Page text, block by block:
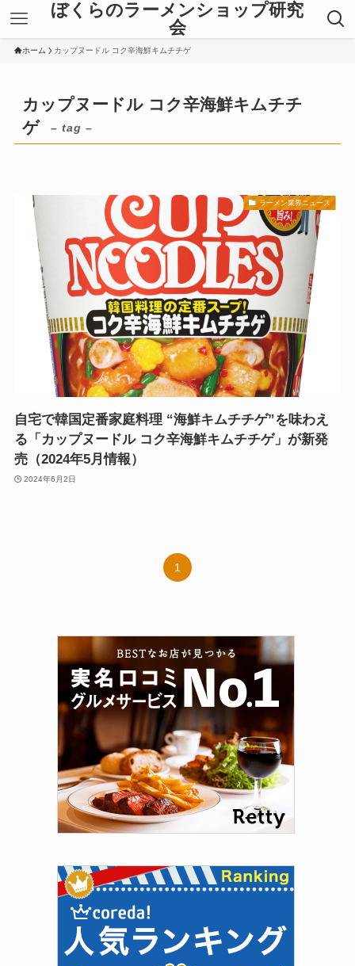
ぼくらのラーメンショップ研究
会
ホーム カップヌードル コク辛海鮮キムチチゲ
カップヌードル コク辛海鮮キムチチ
ゲ
– tag –
ラーメン業界ニュース
自宅で韓国定番家庭料理 “海鮮キムチチゲ”を味わえ
る「カップヌードル コク辛海鮮キムチチゲ」が新発
売（2024年5月情報）
2024年6月2日
1